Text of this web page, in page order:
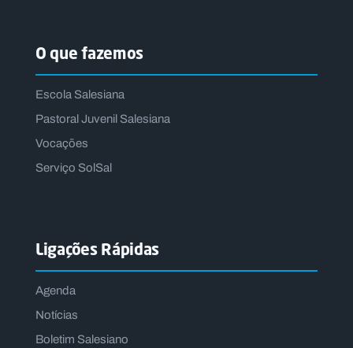
O que fazemos
Escola Salesiana
Pastoral Juvenil Salesiana
Vocações
Serviço SolSal
Ligações Rápidas
Agenda
Notícias
Boletim Salesiano